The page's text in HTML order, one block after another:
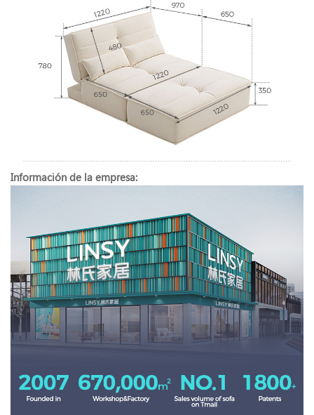
Información de la empresa: